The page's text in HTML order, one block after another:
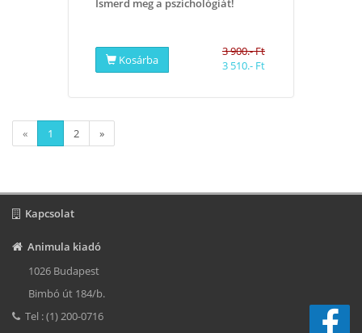
Ismerd meg a pszichológiát!
Kosárba
3 900.- Ft
3 510.- Ft
« 1 2 »
Kapcsolat
Animula kiadó
1026 Budapest
Bimbó út 184/b.
Tel : (1) 200-0716